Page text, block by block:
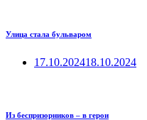
Улица стала бульваром
17.10.202418.10.2024
Из беспризорников – в герои